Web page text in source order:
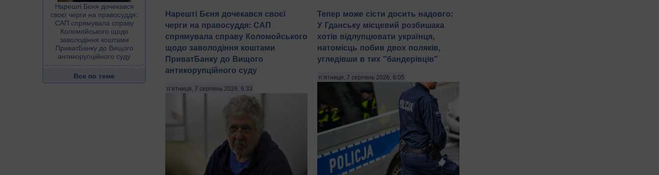
Нарешті Бєня дочекався
своєї черги на правосуддя:
САП спрямувала справу
Коломойського щодо
заволодіння коштами
ПриватБанку до Вищого
антикорупційного суду
Все по теме
Нарешті Бєня дочекався своєї
черги на правосуддя: САП
спрямувала справу Коломойського
щодо заволодіння коштами
ПриватБанку до Вищого
антикорупційного суду
п’ятниця, 7 серпень 2026, 6:33
Тепер може сісти досить надовго:
У Гданську місцевий розбишака
хотів відлупцювати українця,
натомісць побив двох поляків,
угледівши в тих "бандерівців"
п’ятниця, 7 серпень 2026, 6:05